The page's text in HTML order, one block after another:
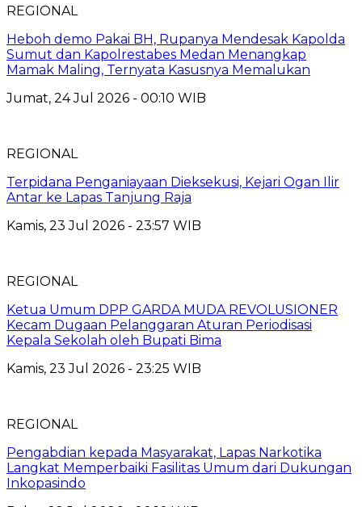
REGIONAL
Heboh demo Pakai BH, Rupanya Mendesak Kapolda
Sumut dan Kapolrestabes Medan Menangkap
Mamak Maling, Ternyata Kasusnya Memalukan
Jumat, 24 Jul 2026 - 00:10 WIB
REGIONAL
Terpidana Penganiayaan Dieksekusi, Kejari Ogan Ilir
Antar ke Lapas Tanjung Raja
Kamis, 23 Jul 2026 - 23:57 WIB
REGIONAL
Ketua Umum DPP GARDA MUDA REVOLUSIONER
Kecam Dugaan Pelanggaran Aturan Periodisasi
Kepala Sekolah oleh Bupati Bima
Kamis, 23 Jul 2026 - 23:25 WIB
REGIONAL
Pengabdian kepada Masyarakat, Lapas Narkotika
Langkat Memperbaiki Fasilitas Umum dari Dukungan
Inkopasindo